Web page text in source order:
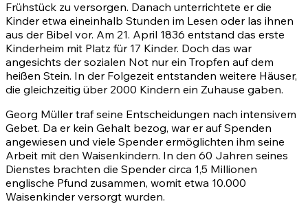
Frühstück zu versorgen. Danach unterrichtete er die
Kinder etwa eineinhalb Stunden im Lesen oder las ihnen
aus der Bibel vor. Am 21. April 1836 entstand das erste
Kinderheim mit Platz für 17 Kinder. Doch das war
angesichts der sozialen Not nur ein Tropfen auf dem
heißen Stein. In der Folgezeit entstanden weitere Häuser,
die gleichzeitig über 2000 Kindern ein Zuhause gaben.
Georg Müller traf seine Entscheidungen nach intensivem
Gebet. Da er kein Gehalt bezog, war er auf Spenden
angewiesen und viele Spender ermöglichten ihm seine
Arbeit mit den Waisenkindern. In den 60 Jahren seines
Dienstes brachten die Spender circa 1,5 Millionen
englische Pfund zusammen, womit etwa 10.000
Waisenkinder versorgt wurden.